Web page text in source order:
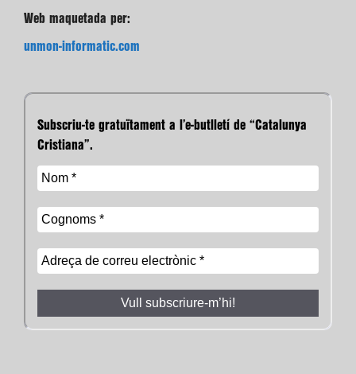
Web maquetada per:
unmon-informatic.com
Subscriu-te gratuïtament a l’e-butlletí de “Catalunya
Cristiana”.